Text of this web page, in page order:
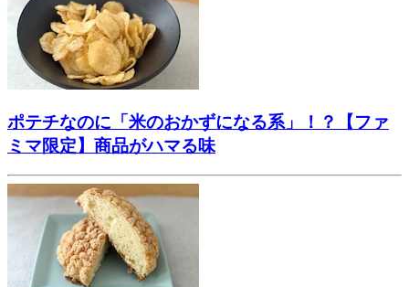
ポテチなのに「米のおかずになる系」！？【ファ
ミマ限定】商品がハマる味